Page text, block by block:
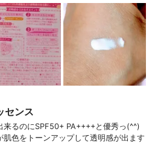
センス
来るのにSPF50+ PA++++と優秀っ(^^)
色をトーンアップして透明感が出ます